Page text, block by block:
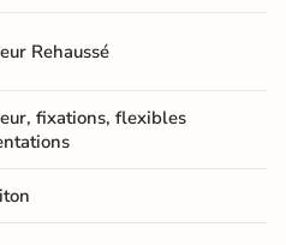
Rehaussé
fixations, flexibles